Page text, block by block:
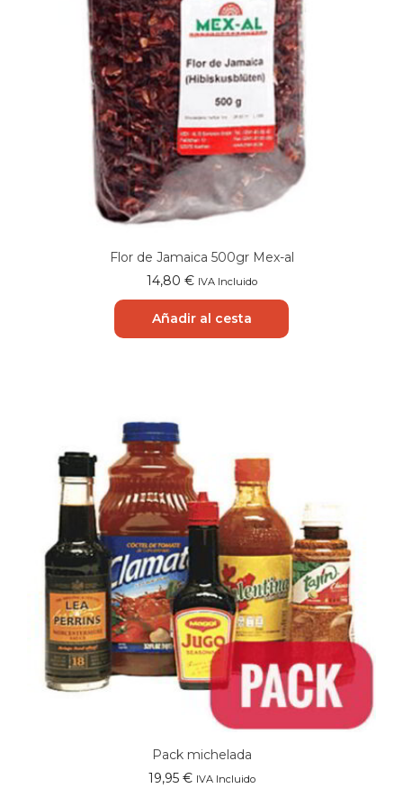
Flor de Jamaica 500gr Mex-al
14,80 € IVA Incluido
Añadir al cesta
Pack michelada
19,95 € IVA Incluido